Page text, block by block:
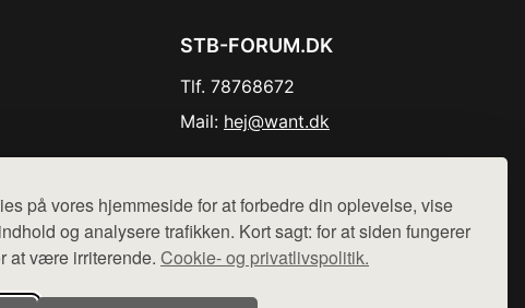
på vores hjemmeside for at forbedre din oplevelse, vise
og analysere trafikken. Kort sagt: for at siden fungerer
at være irriterende. Cookie- og privatlivspolitik.
STB-FORUM.DK
Tlf. 78768672
Mail: hej@want.dk
Der sælges ikke varer fra denne side - vi henviser til de shops,